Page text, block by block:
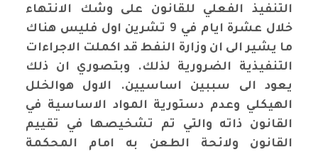
التنفيذ الفعلي للقانون على وشك الانتهاء
خلال عشرة ايام في 9 تشرين اول فليس هناك
ما يشير الى ان وزارة النفط قد اكملت الاجراءات
التنفيذية الضرورية لذلك. وبتصوري ان ذلك
يعود الى سببين اساسيين. الاول هوالخلل
الهيكلي وعدم دستورية المواد الاساسية في
القانون ذاته والتي تم تشخيصها في تقييم
القانون ولائحة الطعن به امام المحكمة